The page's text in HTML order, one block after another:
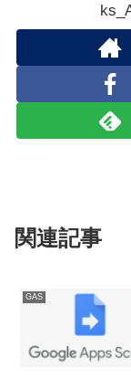
関連記事
GAS